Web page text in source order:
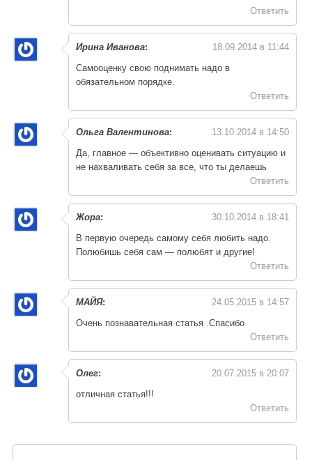
Ответить
Ирина Иванова:
18.09.2014 в 11:44
Самооценку свою поднимать надо в
обязательном порядке.
Ответить
Ольга Валентинова:
13.10.2014 в 14:50
Да, главное — объективно оценивать ситуацию и
не нахваливать себя за все, что ты делаешь
Ответить
Жора:
30.10.2014 в 18:41
В первую очередь самому себя любить надо.
Полюбишь себя сам — полюбят и другие!
Ответить
МАЙЯ:
24.05.2015 в 14:57
Очень познавательная статья .Cпасибо
Ответить
Олег:
20.07.2015 в 20:07
отличная статья!!!
Ответить